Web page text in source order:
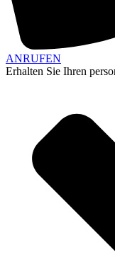
ANRUFEN
Erhalten Sie Ihren